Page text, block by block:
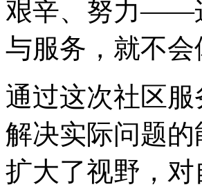
艰辛、努力――
与服务，就不
通过这次社区
解决实际问题
扩大了视野，